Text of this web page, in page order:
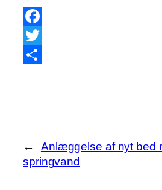
Facebook
Twitter
←
Anlæggelse af nyt bed
springvand